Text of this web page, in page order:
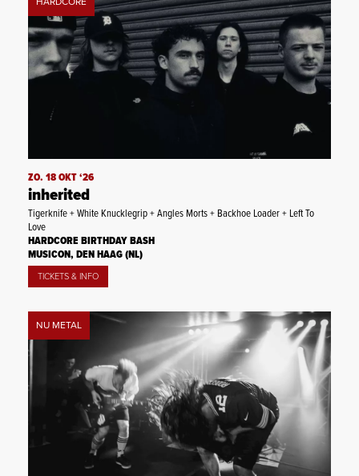
ZO. 18 OKT ‘26
inherited
Tigerknife + White Knucklegrip + Angles Morts + Backhoe Loader + Left To
Love
HARDCORE BIRTHDAY BASH
MUSICON, DEN HAAG (NL)
TICKETS & INFO
NU METAL